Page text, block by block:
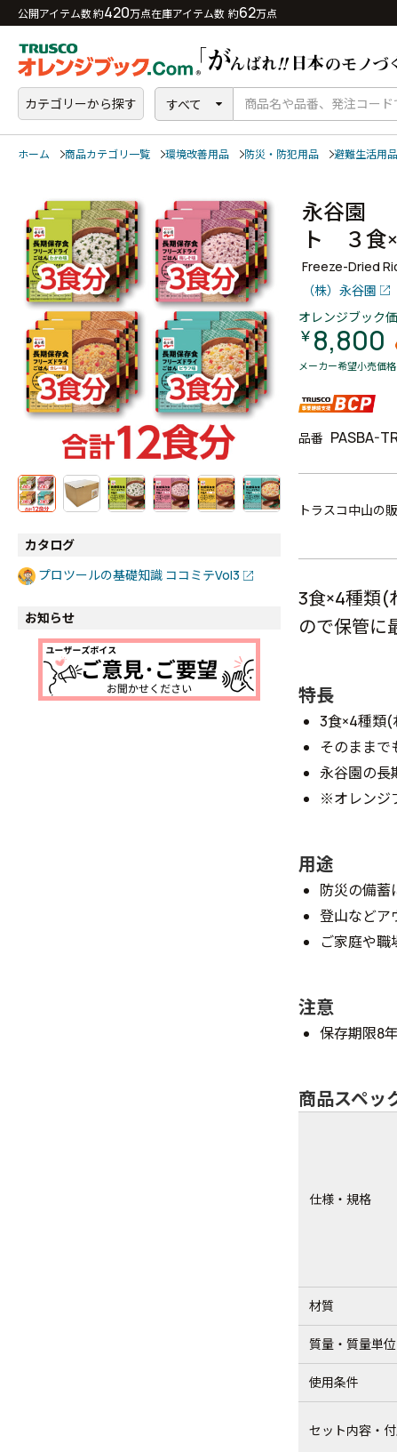
公開アイテム数 約420万点在庫アイテム数 約62万点
カテゴリーから探す すべて
ホーム 商品カテゴリ一覧 環境改善用品 防災・防犯用品 避難生活用品
カタログ
プロツールの基礎知識 ココミテVol3
お知らせ
永谷園
ト ３食
Freeze-Dried
（株）永谷園
オレンジブック
￥ 8,800
メーカー希望小売価格
品番 PASBA-
トラスコ中山の
3食×4種類(
ので保管に
特長
3食×4種類(
そのままで
永谷園の長
※オレンジ
用途
防災の備蓄
登山などア
ご家庭や職
注意
保存期限8
商品スペッ
仕様・規格
材質
質量・質量単位
使用条件
セット内容・